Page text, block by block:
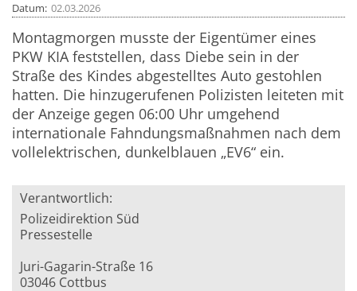
Datum 02.03.2026
Montagmorgen musste der Eigentümer eines
PKW KIA feststellen, dass Diebe sein in der
Straße des Kindes abgestelltes Auto gestohlen
hatten. Die hinzugerufenen Polizisten leiteten mit
der Anzeige gegen 06:00 Uhr umgehend
internationale Fahndungsmaßnahmen nach dem
vollelektrischen, dunkelblauen „EV6“ ein.
Verantwortlich:
Polizeidirektion Süd
Pressestelle
Juri-Gagarin-Straße 16
03046 Cottbus